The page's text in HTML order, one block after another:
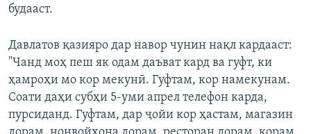
будааст.
Давлатов қазияро дар навор чунин нақл кардааст:
"Чанд моҳ пеш як одам даъват кард ва гуфт, ки
ҳамроҳи мо кор мекунӣ. Гуфтам, кор намекунам.
Соати даҳи субҳи 5-уми апрел телефон карда,
пурсиданд. Гуфтам, дар ҷойи кор ҳастам, магазин